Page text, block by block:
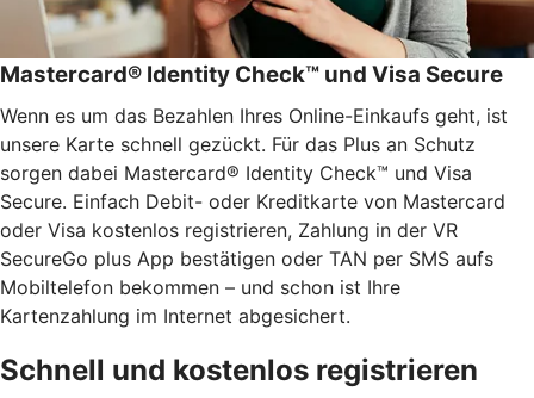
Mastercard® Identity Check™ und Visa Secure
Wenn es um das Bezahlen Ihres Online-Einkaufs geht, ist
unsere Karte schnell gezückt. Für das Plus an Schutz
sorgen dabei Mastercard® Identity Check™ und Visa
Secure. Einfach Debit- oder Kreditkarte von Mastercard
oder Visa kostenlos registrieren, Zahlung in der VR
SecureGo plus App bestätigen oder TAN per SMS aufs
Mobiltelefon bekommen – und schon ist Ihre
Kartenzahlung im Internet abgesichert.
Schnell und kostenlos registrieren